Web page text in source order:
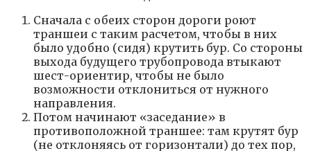
Сначала с обеих сторон дороги роют
траншеи с таким расчетом, чтобы в них
было удобно (сидя) крутить бур. Со стороны
выхода будущего трубопровода втыкают
шест-ориентир, чтобы не было
возможности отклониться от нужного
направления.
Потом начинают «заседание» в
противоположной траншее: там крутят бур
(не отклоняясь от горизонтали) до тех пор,